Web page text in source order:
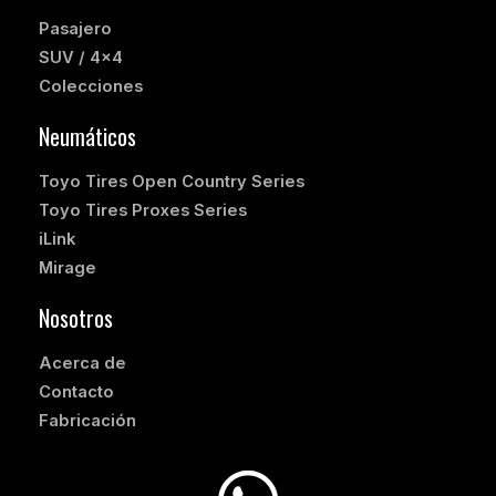
Pasajero
SUV / 4×4
Colecciones
Neumáticos
Toyo Tires Open Country Series
Toyo Tires Proxes Series
iLink
Mirage
Nosotros
Acerca de
Contacto
Fabricación